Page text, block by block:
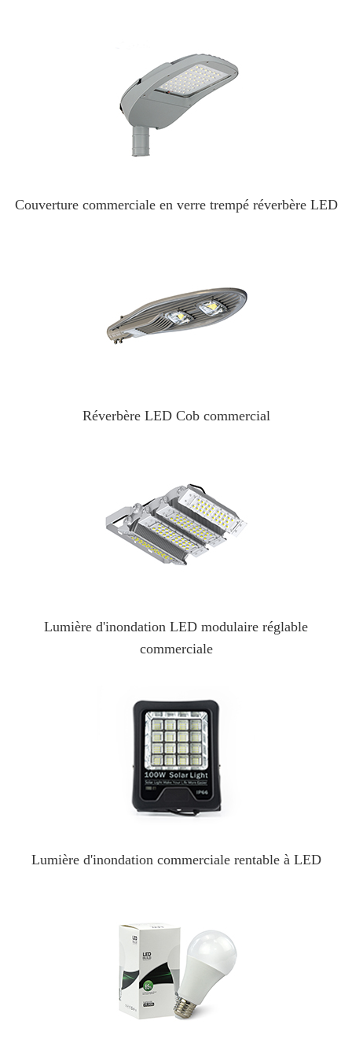
Couverture commerciale en verre trempé réverbère LED
Réverbère LED Cob commercial
Lumière d'inondation LED modulaire réglable
commerciale
Lumière d'inondation commerciale rentable à LED